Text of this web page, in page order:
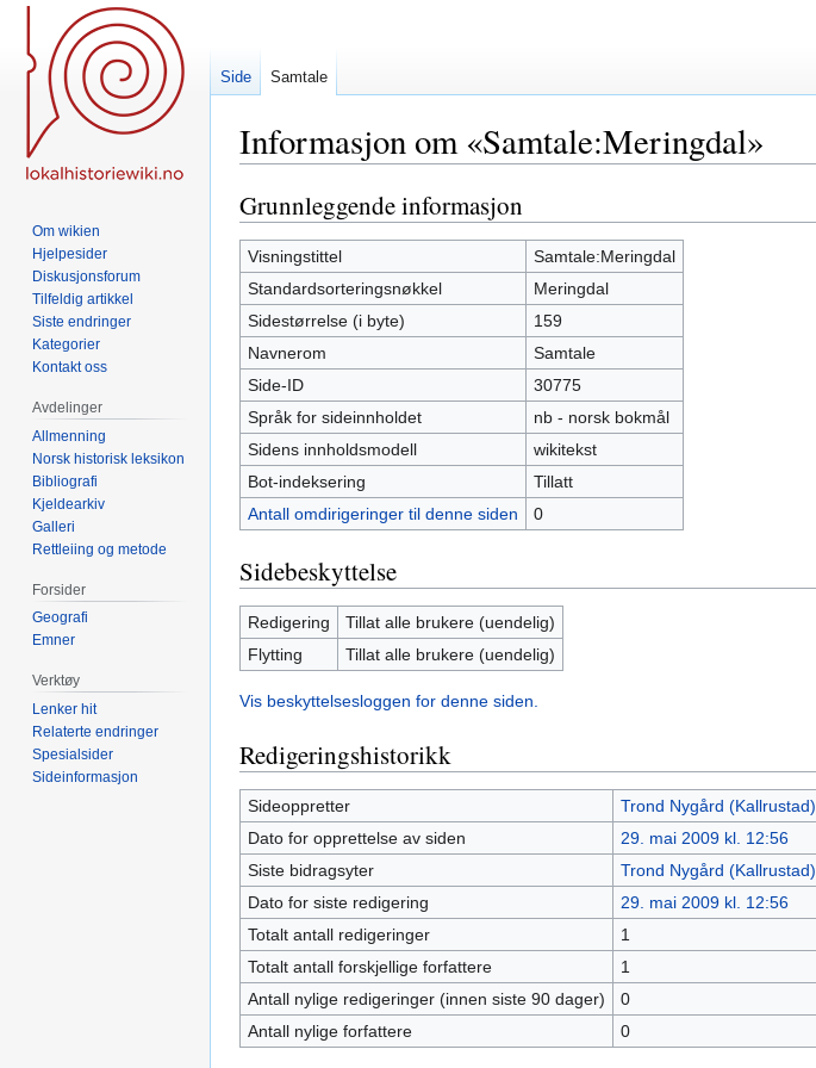
Informasjon om «Samtale:Meringdal»
Hopp
til
navigering
Hopp
til
søk
Grunnleggende informasjon
Visningstittel
Samtale:Meringdal
Standardsorteringsnøkkel
Meringdal
Sidestørrelse (i byte)
159
Navnerom
Samtale
Side-ID
30775
Språk for sideinnholdet
nb - norsk bokmål
Sidens innholdsmodell
wikitekst
Bot-indeksering
Tillatt
Antall omdirigeringer til denne siden
0
Sidebeskyttelse
Redigering
Tillat alle brukere (uendelig)
Flytting
Tillat alle brukere (uendelig)
Vis beskyttelsesloggen for denne siden.
Redigeringshistorikk
Sideoppretter Trond Nygård (Kallrustad)
Dato for opprettelse av siden
29. mai 2009 kl. 12:56
Siste bidragsyter
Trond Nygård (Kallrustad)
Dato for siste redigering
29. mai 2009 kl. 12:56
Totalt antall redigeringer
1
Totalt antall forskjellige forfattere
1
Antall nylige redigeringer (innen siste 90 dager)
0
Antall nylige forfattere
0
Side Samtale
Om wikien
Hjelpesider
Diskusjonsforum
Tilfeldig artikkel
Siste endringer
Kategorier
Kontakt oss
Avdelinger
Allmenning
Norsk historisk leksikon
Bibliografi
Kjeldearkiv
Galleri
Rettleiing og metode
Forsider
Geografi
Emner
Verktøy
Lenker hit
Relaterte endringer
Spesialsider
Sideinformasjon